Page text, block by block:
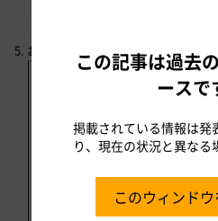
お得なご利用例この記事は過去
ースで
掲載されている情報は発
り、現在の状況と異なる
このウィンド